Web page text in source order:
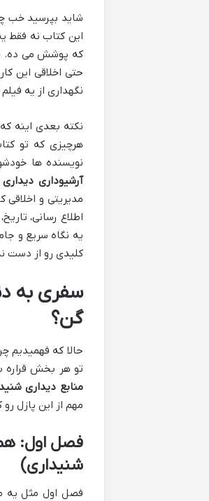
شاید بپرسید خب
این کتاب نه فقط
که پوشش می ده.
حتی اخلاقی این
نگهداری از یه
نکته بعدی اینه
هرچیزی که تو
نویسنده ها
آرشیوداری
مدیریتی و
اطلاع رسانی،
کلیدی رو از دست
سفری به
گن؟
حالا که فهمیدیم
تو هر بخش قراره
منابع دیداری
مهم از این پازل
فصل اول:
شنیداری)
فصل اول مثل یه